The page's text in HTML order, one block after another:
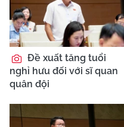
Đề xuất tăng tuổi
nghỉ hưu đối với sĩ quan
quân đội